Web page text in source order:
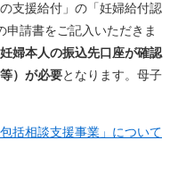
支援給付」の「妊婦給付認
申請書をご記入いただきま
妊婦本人の振込先口座が確認
）が必要となります。母子
括相談支援事業」について